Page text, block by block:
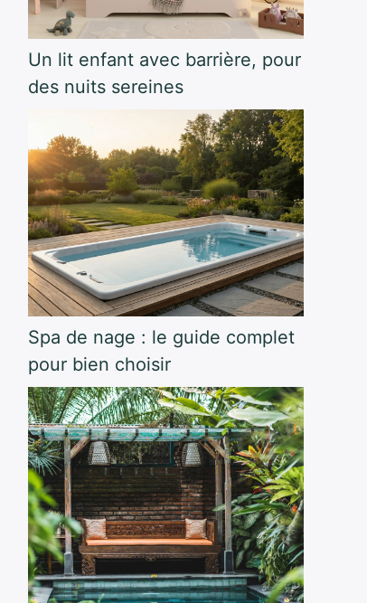
Un lit enfant avec barrière, pour
des nuits sereines
Spa de nage : le guide complet
pour bien choisir